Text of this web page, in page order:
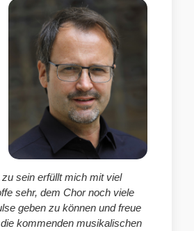
sein erfüllt mich mit viel
sehr, dem Chor noch viele
geben zu können und freue
kommenden musikalischen